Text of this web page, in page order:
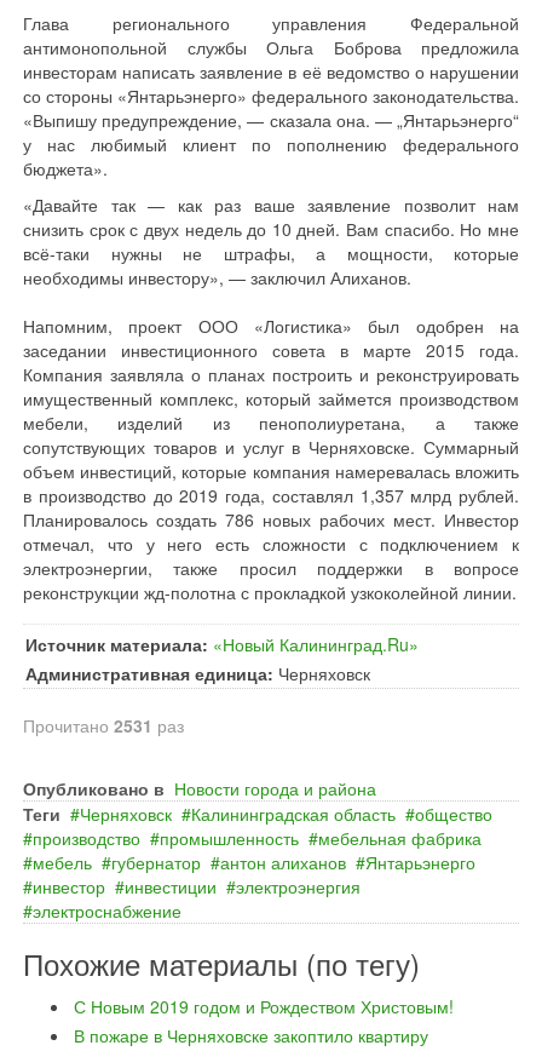
Глава регионального управления Федеральной
антимонопольной службы Ольга Боброва предложила
инвесторам написать заявление в её ведомство о нарушении
со стороны «Янтарьэнерго» федерального законодательства.
«Выпишу предупреждение, — сказала она. — „Янтарьэнерго“
у нас любимый клиент по пополнению федерального
бюджета».
«Давайте так — как раз ваше заявление позволит нам
снизить срок с двух недель до 10 дней. Вам спасибо. Но мне
всё-таки нужны не штрафы, а мощности, которые
необходимы инвестору», — заключил Алиханов.
Напомним, проект ООО «Логистика» был одобрен на
заседании инвестиционного совета в марте 2015 года.
Компания заявляла о планах построить и реконструировать
имущественный комплекс, который займется производством
мебели, изделий из пенополиуретана, а также
сопутствующих товаров и услуг в Черняховске. Суммарный
объем инвестиций, которые компания намеревалась вложить
в производство до 2019 года, составлял 1,357 млрд рублей.
Планировалось создать 786 новых рабочих мест. Инвестор
отмечал, что у него есть сложности с подключением к
электроэнергии, также просил поддержки в вопросе
реконструкции жд-полотна с прокладкой узкоколейной линии.
Источник материала: «Новый Калининград.Ru»
Административная единица: Черняховск
Прочитано 2531 раз
Опубликовано в Новости города и района
Теги
Черняховск Калининградская область
общество
производство
промышленность
мебельная фабрика
мебель
губернатор антон алиханов
Янтарьэнерго
инвестор
инвестиции
электроэнергия
электроснабжение
Похожие материалы (по тегу)
С Новым 2019 годом и Рождеством Христовым!
В пожаре в Черняховске закоптило квартиру